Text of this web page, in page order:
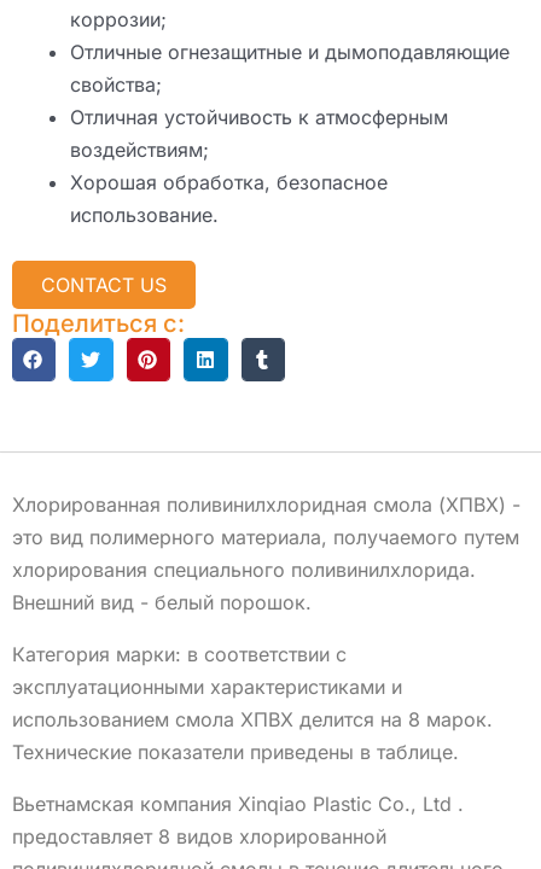
коррозии;
Отличные огнезащитные и дымоподавляющие
свойства;
Отличная устойчивость к атмосферным
воздействиям;
Хорошая обработка, безопасное
использование.
CONTACT US
Поделиться с:
Хлорированная поливинилхлоридная смола (ХПВХ) -
это вид полимерного материала, получаемого путем
хлорирования специального поливинилхлорида.
Внешний вид - белый порошок.
Категория марки: в соответствии с
эксплуатационными характеристиками и
использованием смола ХПВХ делится на 8 марок.
Технические показатели приведены в таблице.
Вьетнамская компания Xinqiao Plastic Co., Ltd .
предоставляет 8 видов хлорированной